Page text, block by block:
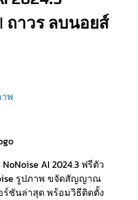
ถาวร ลบนอยส์
พ
AI 2024.3 ฟรีตัว
รูปภาพ ขจัดสัญญาณ
ร์ชันล่าสุด พร้อมวิธีติดตั้ง